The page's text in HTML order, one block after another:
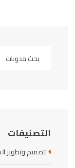
التصنيفات
تصميم وتطوير